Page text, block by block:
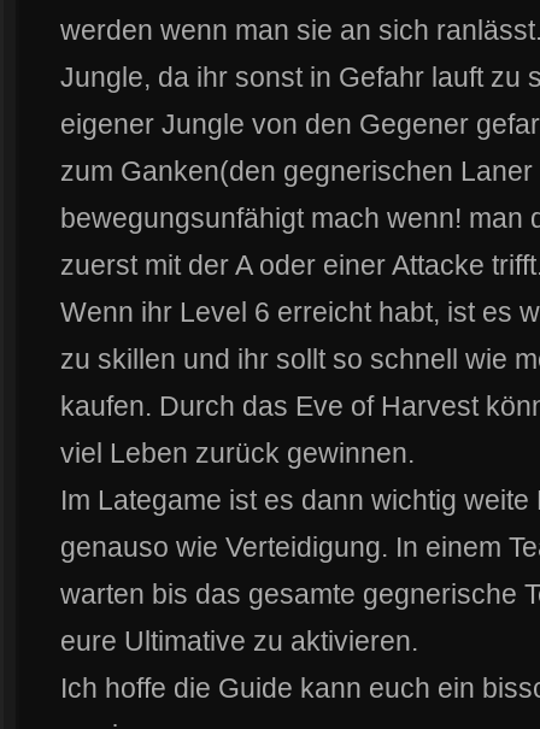
werden wenn man sie an sich
Jungle, da ihr sonst in Gefahr lauft zu
eigener Jungle von den Gegener
zum Ganken(den gegnerischen
bewegungsunfähigt mach wenn! man
zuerst mit der A oder einer Attacke
Wenn ihr Level 6 erreicht habt, ist es
zu skillen und ihr sollt so schnell wie
kaufen. Durch das Eve of Harvest
viel Leben zurück gewinnen.
Im Lategame ist es dann wichtig
genauso wie Verteidigung. In einem
warten bis das gesamte gegnerische
eure Ultimative zu aktivieren.
Ich hoffe die Guide kann euch ein